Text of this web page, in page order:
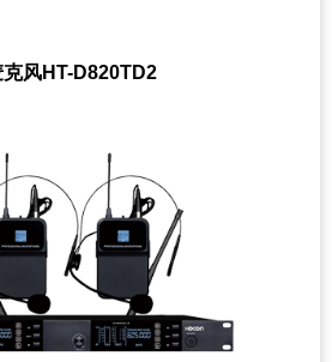
风HT-D820TD2